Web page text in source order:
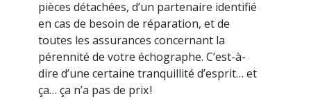
pièces détachées, d’un partenaire identifié
en cas de besoin de réparation, et de
toutes les assurances concernant la
pérennité de votre échographe. C’est-à-
dire d’une certaine tranquillité d’esprit… et
ça… ça n’a pas de prix !